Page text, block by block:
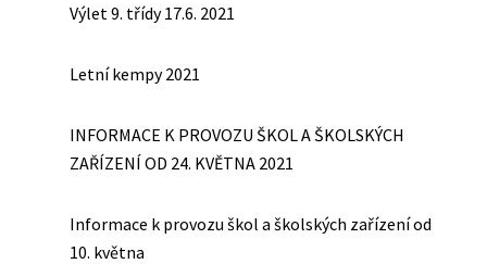
Výlet 9. třídy 17.6. 2021
Letní kempy 2021
INFORMACE K PROVOZU ŠKOL A ŠKOLSKÝCH
ZAŘÍZENÍ OD 24. KVĚTNA 2021
Informace k provozu škol a školských zařízení od
10. května